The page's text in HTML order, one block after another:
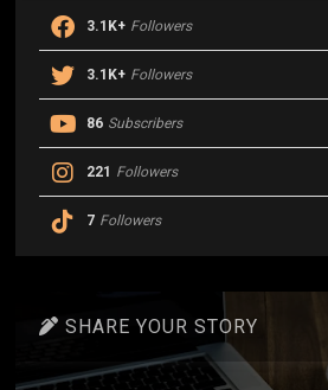
3.1K+ Followers
3.1K+ Followers
86 Subscribers
221 Followers
7 Followers
SHARE YOUR STORY